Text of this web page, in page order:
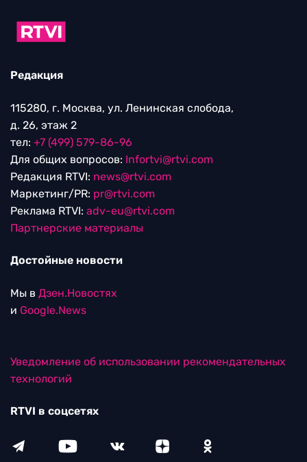
Редакция
115280, г. Москва, ул. Ленинская слобода,
д. 26, этаж 2
тел: +7 (499) 579-86-96
Для общих вопросов: Infortvi@rtvi.com
Редакция RTVI: news@rtvi.com
Маркетинг/PR: pr@rtvi.com
Реклама RTVI: adv-eu@rtvi.com
Партнерские материалы
Достойные новости
Мы в Дзен.Новостях
и Google.News
Уведомление об использовании рекомендательных
технологий
RTVI в соцсетях